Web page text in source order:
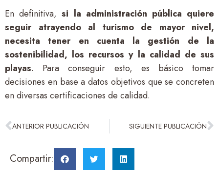
En definitiva,si la administración pública quiere
seguir atrayendo al turismo de mayor nivel,
necesita tener en cuenta la gestión de la
sostenibilidad, los recursos y la calidad de sus
playas. Para conseguir esto, es básico tomar
decisiones en base a datos objetivos que se concreten
en diversas certificaciones de calidad.
ANTERIOR PUBLICACIÓN SIGUIENTE PUBLICACIÓN
Compartir: